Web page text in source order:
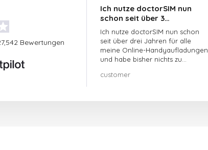
Bewertungen
Ich nutze doctorSIM nun
schon seit über 3…
Ich nutze doctorSIM nun schon
seit über drei Jahren für alle
meine Online-Handyaufladungen
und habe bisher nichts zu
empfehlen!!!
customer